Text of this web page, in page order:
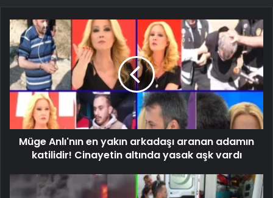
Müge Anlı'nın en yakın arkadaşı aranan adamın
katilidir! Cinayetin altında yasak aşk vardı